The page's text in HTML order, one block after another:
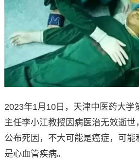
2023年1月10日，天津中医药大学
主任李小江教授因病医治无效逝世
公布死因，不大可能是癌症，可能
是心血管疾病。